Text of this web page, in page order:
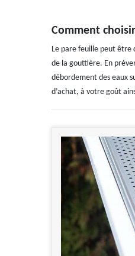
Comment
Le pare feuille peut être
de la gouttière. En
débordement des eaux
d’achat, à votre goût